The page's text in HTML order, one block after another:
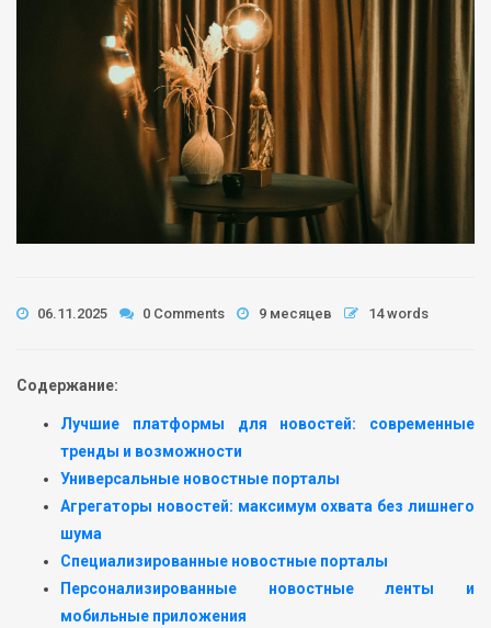
06.11.2025 0 Comments 9 месяцев 14 words
Содержание:
Лучшие платформы для новостей: современные
тренды и возможности
Универсальные новостные порталы
Агрегаторы новостей: максимум охвата без лишнего
шума
Специализированные новостные порталы
Персонализированные новостные ленты и
мобильные приложения